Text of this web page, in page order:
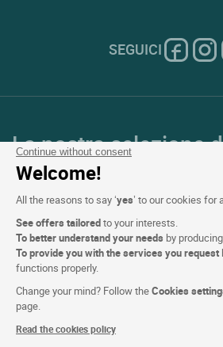
Continue without consent
Welcome!
All the reasons to say ‘yes’ to our cookies for
See offers tailoredto your interests.
To better understand your needs by
To provide you with the services you request
functions properly.
Change your mind? Follow theCookies
page.
Read the cookies policy
SEGUICI
La nostra selezione
Francia e in Europa
Top Paesi
Top Regioni
Top Città
Top Hotel